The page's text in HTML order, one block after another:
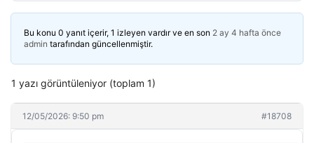
Bu konu 0 yanıt içerir, 1 izleyen vardır ve en son 2 ay 4 hafta önce
admin tarafından güncellenmiştir.
1 yazı görüntüleniyor (toplam 1)
12/05/2026: 9:50 pm #18708